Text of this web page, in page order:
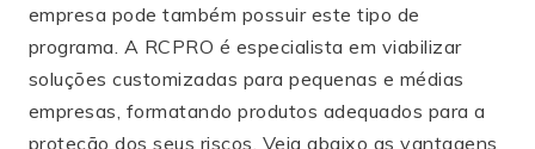
empresa pode também possuir este tipo de
programa. A RCPRO é especialista em viabilizar
soluções customizadas para pequenas e médias
empresas, formatando produtos adequados para a
proteção dos seus riscos. Veja abaixo as vantagens